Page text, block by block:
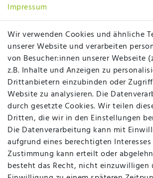
Impressum
AGB
SOCIAL
Betten Seifert – Ihr Fachgeschäft
Matratzen, Bettwaren & mehr in
möchten richtig gut schlafen,
qualitativ hochwertige Produkte
Fachberatung für Matratzen und
Wir verwenden Cookies und ähnliche
unserer Website und verarbeiten
von Besucher:innen unserer Webseite
z.B. Inhalte und Anzeigen zu
Drittanbietern einzubinden oder
Website zu analysieren. Die
durch gesetzte Cookies. Wir teilen
Dritten, die wir in den Einstellungen
Die Datenverarbeitung kann mit
aufgrund eines berechtigten
Zustimmung kann erteilt oder
besteht das Recht, nicht einzuwilligen